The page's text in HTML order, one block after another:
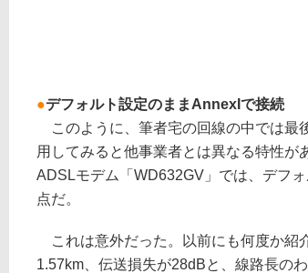
●デフォルト設定のままAnnexIで接続
このように、筆者宅の回線の中では最
用してみると他事業者とは異なる特性が
ADSLモデム「WD632GV」では、デフ
点だ。
これは意外だった。以前にも何度か紹
1.57km、伝送損失が28dBと、線路長の